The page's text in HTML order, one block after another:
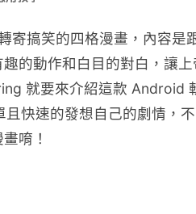
寄搞笑的四格漫畫，內容是
的動作和白目的對白，讓
就要來介紹這款 Android
且快速的發想自己的劇情，
唷！